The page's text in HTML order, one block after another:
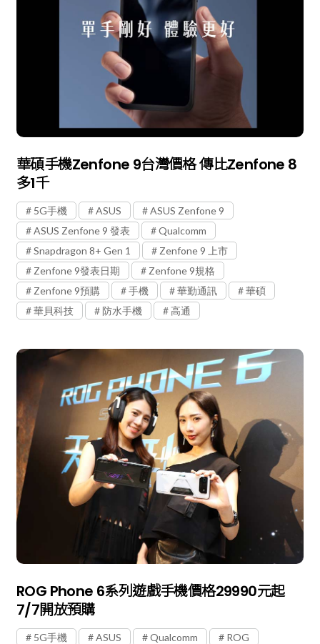
華碩手機Zenfone 9台灣價格 傳比Zenfone 8
多1千
5G手機 ASUS
ASUS Zenfone 9
ASUS Zenfone 9 發表
Qualcomm
Snapdragon 8+ Gen 1
Zenfone 9 上市
Zenfone 9發表日期
Zenfone 9規格
Zenfone 9預購
手機 華勤通訊
華碩
華貝科技
防水手機 高通
ROG Phone 6系列遊戲手機價格29990元起
7/7開放預購
5G手機 ASUS Qualcomm
ROG